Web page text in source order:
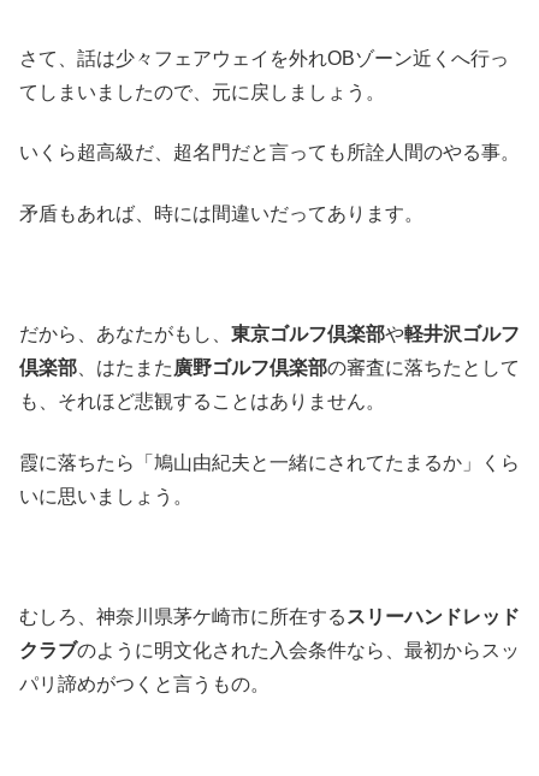
さて、話は少々フェアウェイを外れOBゾーン近くへ行っ
てしまいましたので、元に戻しましょう。
いくら超高級だ、超名門だと言っても所詮人間のやる事。
矛盾もあれば、時には間違いだってあります。
だから、あなたがもし、 東京ゴルフ倶楽部や軽井沢ゴルフ
倶楽部 、はたまた 廣野ゴルフ倶楽部の審査に落ちたとして
も、それほど悲観することはありません。
霞に落ちたら「鳩山由紀夫と一緒にされてたまるか」くら
いに思いましょう。
むしろ、神奈川県茅ケ崎市に所在するスリーハンドレッド
クラブのように明文化された入会条件なら、最初からスッ
パリ諦めがつくと言うもの。